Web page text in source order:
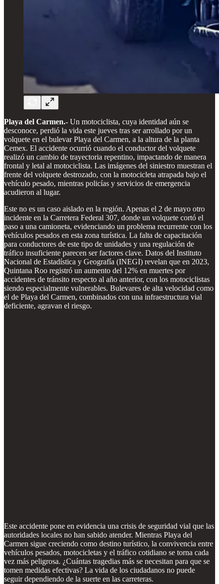
Playa del Carmen.- Un motociclista, cuya identidad aún se
desconoce, perdió la vida este jueves tras ser arrollado por un
volquete en el bulevar Playa del Carmen, a la altura de la planta
Cemex. El accidente ocurrió cuando el conductor del volquete
realizó un cambio de trayectoria repentino, impactando de manera
frontal y letal al motociclista. Las imágenes del siniestro muestran el
frente del volquete destrozado, con la motocicleta atrapada bajo el
vehículo pesado, mientras policías y servicios de emergencia
acudieron al lugar.
Este no es un caso aislado en la región. Apenas el 2 de mayo otro
incidente en la Carretera Federal 307, donde un volquete cortó el
paso a una camioneta, evidenciando un problema recurrente con los
vehículos pesados en esta zona turística. La falta de capacitación
para conductores de este tipo de unidades y una regulación de
tráfico insuficiente parecen ser factores clave. Datos del Instituto
Nacional de Estadística y Geografía (INEGI) revelan que en 2023,
Quintana Roo registró un aumento del 12% en muertes por
accidentes de tránsito respecto al año anterior, con los motociclistas
siendo especialmente vulnerables. Bulevares de alta velocidad como
el de Playa del Carmen, combinados con una infraestructura vial
deficiente, agravan el riesgo.
Este accidente pone en evidencia una crisis de seguridad vial que las
autoridades locales no han sabido atender. Mientras Playa del
Carmen sigue creciendo como destino turístico, la convivencia entre
vehículos pesados, motocicletas y el tráfico cotidiano se torna cada
vez más peligrosa. ¿Cuántas tragedias más se necesitan para que se
tomen medidas efectivas? La vida de los ciudadanos no puede
seguir dependiendo de la suerte en las carreteras.